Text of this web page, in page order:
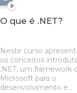
O que é .NET?
Neste curso
os conceitos
.NET, um framework
Microsoft para o
desenvolvimento e...